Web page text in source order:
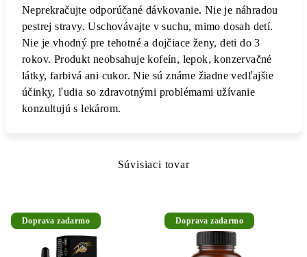
Neprekračujte odporúčané dávkovanie. Nie je náhradou
pestrej stravy. Uschovávajte v suchu, mimo dosah detí.
Nie je vhodný pre tehotné a dojčiace ženy, deti do 3
rokov. Produkt neobsahuje kofeín, lepok, konzervačné
látky, farbivá ani cukor. Nie sú známe žiadne vedľajšie
účinky, ľudia so zdravotnými problémami užívanie
konzultujú s lekárom.
Súvisiaci tovar
Doprava zadarmo Doprava zadarmo